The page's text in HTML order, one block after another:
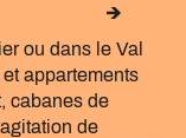
ou dans le Val
appartements
cabanes de
de